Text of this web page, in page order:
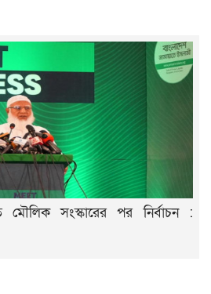
মৌলিক সংস্কারের পর নির্বাচন :